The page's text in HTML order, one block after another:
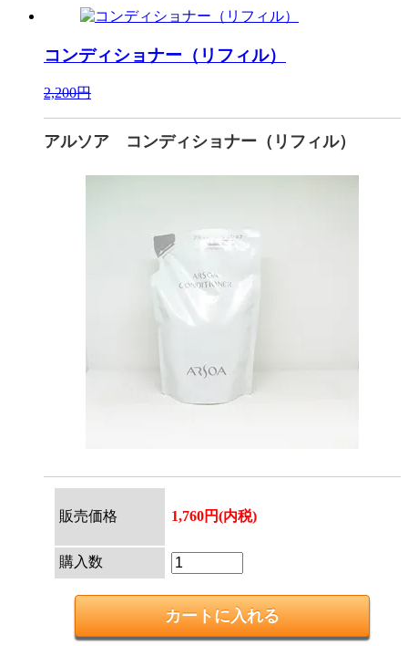
コンディショナー（リフィル）
2,200円
アルソア コンディショナー（リフィル）
販売価格 1,760円(内税)
購入数